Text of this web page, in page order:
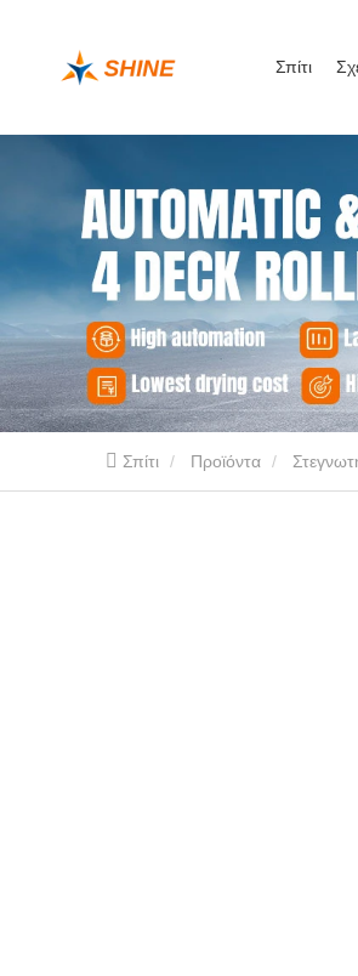
Σπίτι
Σπίτι Προϊόντα